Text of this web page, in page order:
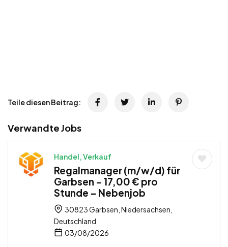
Teile diesen Beitrag:
Verwandte Jobs
Handel, Verkauf
Regalmanager (m/w/d) für
Garbsen – 17,00 € pro
Stunde – Nebenjob
30823 Garbsen, Niedersachsen,
Deutschland
03/08/2026